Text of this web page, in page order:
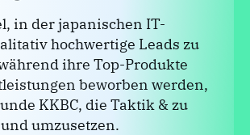
in der japanischen IT-
hochwertige Leads zu
ihre Top-Produkte
beworben werden,
KKBC, die Taktik & zu
umzusetzen.